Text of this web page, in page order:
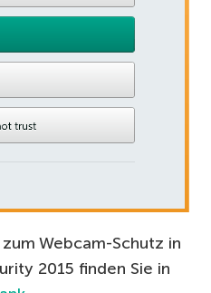
Webcam-Schutz in
2015 finden Sie in